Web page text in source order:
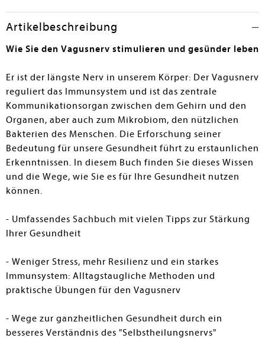
Artikelbeschreibung
Wie Sie den Vagusnerv stimulieren und gesünder leben
Er ist der längste Nerv in unserem Körper: Der Vagusnerv
reguliert das Immunsystem und ist das zentrale
Kommunikationsorgan zwischen dem Gehirn und den
Organen, aber auch zum Mikrobiom, den nützlichen
Bakterien des Menschen. Die Erforschung seiner
Bedeutung für unsere Gesundheit führt zu erstaunlichen
Erkenntnissen. In diesem Buch finden Sie dieses Wissen
und die Wege, wie Sie es für Ihre Gesundheit nutzen
können.
- Umfassendes Sachbuch mit vielen Tipps zur Stärkung
Ihrer Gesundheit
- Weniger Stress, mehr Resilienz und ein starkes
Immunsystem: Alltagstaugliche Methoden und
praktische Übungen für den Vagusnerv
- Wege zur ganzheitlichen Gesundheit durch ein
besseres Verständnis des "Selbstheilungsnervs"